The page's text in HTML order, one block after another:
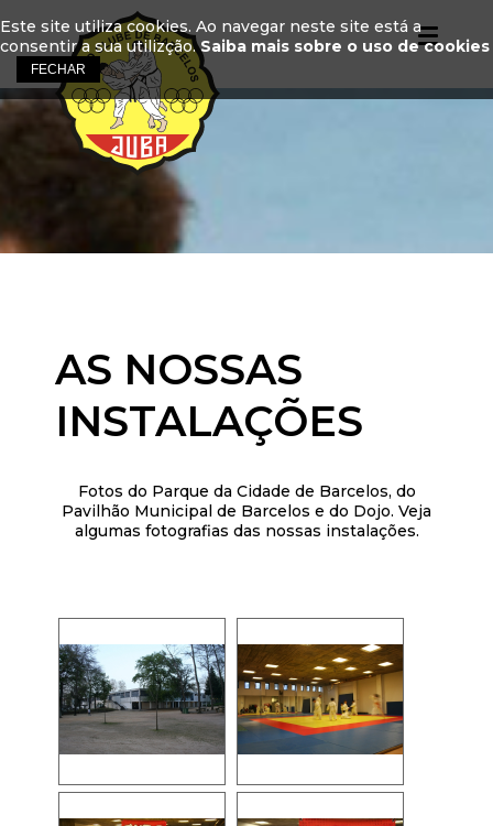
AS NOSSAS
INSTALAÇÕES
Fotos do Parque da Cidade de Barcelos, do
Pavilhão Municipal de Barcelos e do Dojo. Veja
algumas fotografias das nossas instalações.
Este site utiliza cookies. Ao navegar neste site está a
consentir a sua utilizção.Saiba mais sobre o uso de cookies